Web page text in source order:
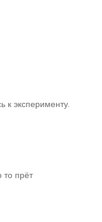
к эксперименту.
то прёт